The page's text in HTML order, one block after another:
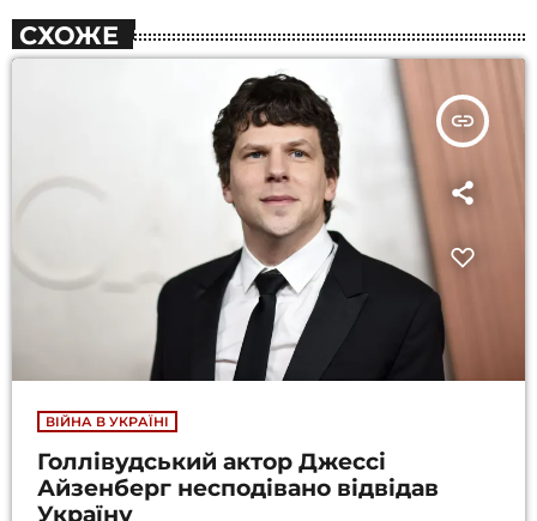
СХОЖЕ
insert_link
ВІЙНА В УКРАЇНІ
Голлівудський актор Джессі
Айзенберг несподівано відвідав
Україну